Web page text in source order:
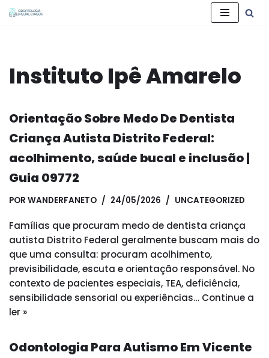
conteúdo
Instituto Ipê Amarelo
Orientação Sobre Medo De Dentista
Criança Autista Distrito Federal:
acolhimento, saúde bucal e inclusão |
Guia 09772
POR WANDERFANETO 24/05/2026 UNCATEGORIZED
Famílias que procuram medo de dentista criança
autista Distrito Federal geralmente buscam mais do
que uma consulta: procuram acolhimento,
previsibilidade, escuta e orientação responsável. No
contexto de pacientes especiais, TEA, deficiência,
sensibilidade sensorial ou experiências… Continue a
ler »
Odontologia Para Autismo Em Vicente